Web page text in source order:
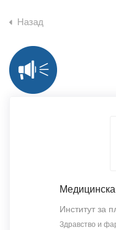
Назад
Институт за
Здравство и